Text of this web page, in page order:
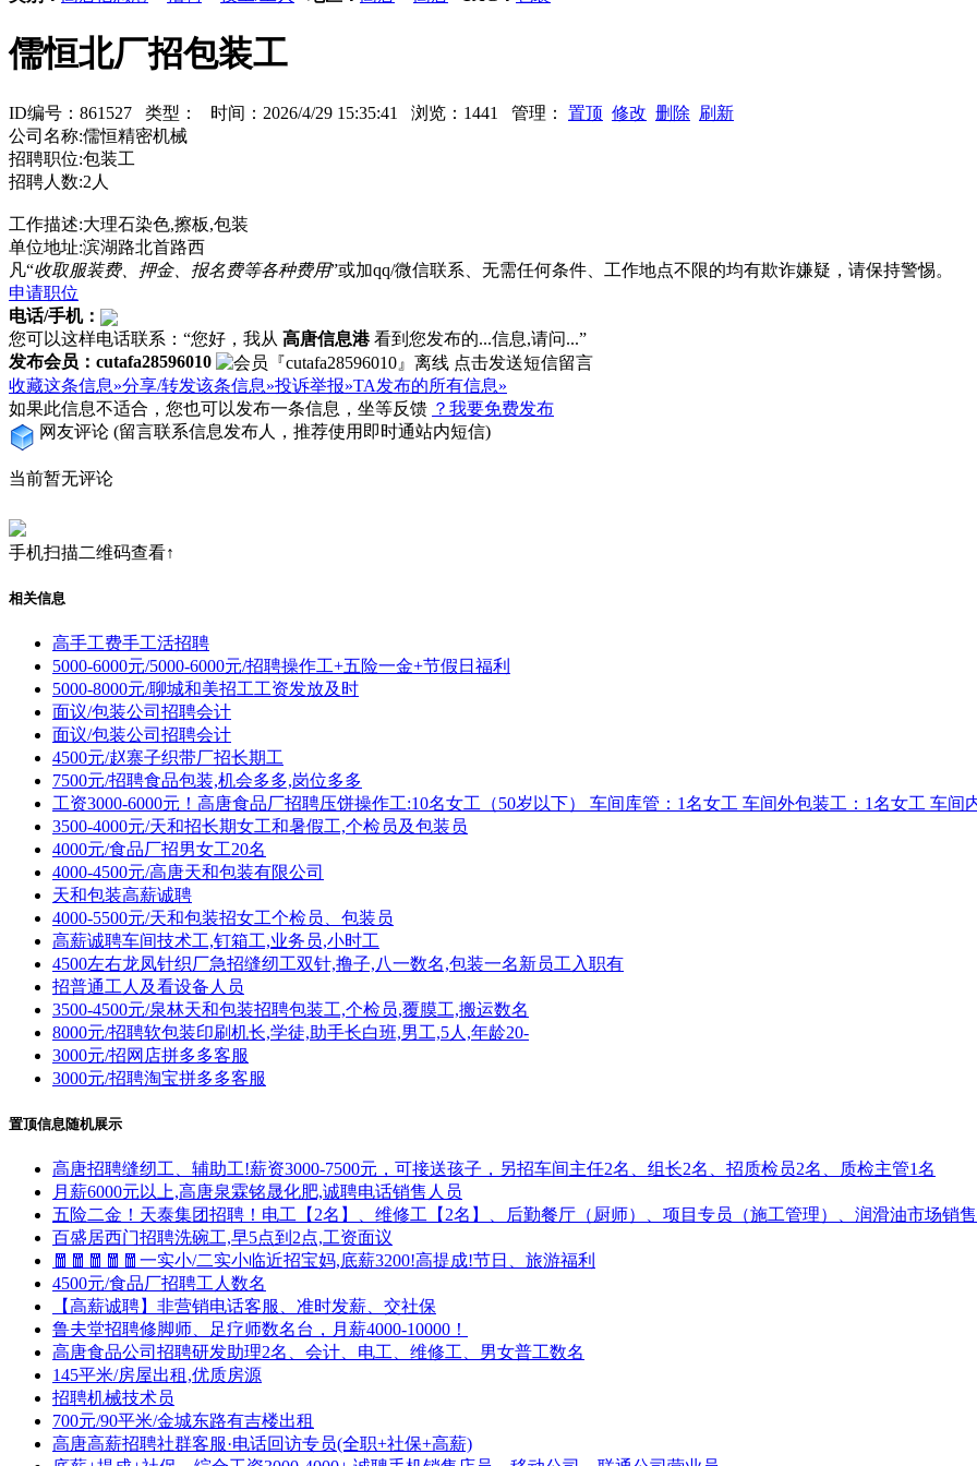
儒恒北厂招包装工
ID编号：861527 类型： 时间：2026/4/29 15:35:41 浏览：1441 管理： 置顶 修改 删除 刷新
公司名称:儒恒精密机械
招聘职位:包装工
招聘人数:2人
工作描述:大理石染色,擦板,包装
单位地址:滨湖路北首路西
凡“收取服装费、押金、报名费等各种费用”或加qq/微信联系、无需任何条件、工作地点不限的均有欺诈嫌疑，请保持警惕。
申请职位
电话/手机：
您可以这样电话联系：“您好，我从 高唐信息港看到您发布的...信息,请问...”
发布会员：cutafa28596010
收藏这条信息»分享/转发该条信息»投诉举报»TA发布的所有信息»
如果此信息不适合，您也可以发布一条信息，坐等反馈 ？我要免费发布
网友评论 (留言联系信息发布人，推荐使用即时通站内短信)
当前暂无评论
手机扫描二维码查看↑
相关信息
高手工费手工活招聘
5000-6000元/5000-6000元/招聘操作工+五险一金+节假日福利
5000-8000元/聊城和美招工工资发放及时
面议/包装公司招聘会计
面议/包装公司招聘会计
4500元/赵寨子织带厂招长期工
7500元/招聘食品包装,机会多多,岗位多多
工资3000-6000元！高唐食品厂招聘压饼操作工:10名女工（50岁以下） 车间库管：1名女工 车间外包装工：1名女工 车间
3500-4000元/天和招长期女工和暑假工,个检员及包装员
4000元/食品厂招男女工20名
4000-4500元/高唐天和包装有限公司
天和包装高薪诚聘
4000-5500元/天和包装招女工个检员、包装员
高薪诚聘车间技术工,钉箱工,业务员,小时工
4500左右龙凤针织厂急招缝纫工双针,撸子,八一数名,包装一名新员工入职有
招普通工人及看设备人员
3500-4500元/泉林天和包装招聘包装工,个检员,覆膜工,搬运数名
8000元/招聘软包装印刷机长,学徒,助手长白班,男工,5人,年龄20-
3000元/招网店拼多多客服
3000元/招聘淘宝拼多多客服
置顶信息随机展示
高唐招聘缝纫工、辅助工!薪资3000-7500元，可接送孩子，另招车间主任2名、组长2名、招质检员2名、质检主管1名
月薪6000元以上,高唐泉霖铭晟化肥,诚聘电话销售人员
五险二金！天泰集团招聘！电工【2名】、维修工【2名】、后勤餐厅（厨师）、项目专员（施工管理）、润滑油市场销
百盛居西门招聘洗碗工,早5点到2点,工资面议
🧧🧧🧧🧧🧧一实小/二实小临近招宝妈,底薪3200!高提成!节日、旅游福利
4500元/食品厂招聘工人数名
【高薪诚聘】非营销电话客服、准时发薪、交社保
鲁夫堂招聘修脚师、足疗师数名台，月薪4000-10000！
高唐食品公司招聘研发助理2名、会计、电工、维修工、男女普工数名
145平米/房屋出租,优质房源
招聘机械技术员
700元/90平米/金城东路有吉楼出租
高唐高薪招聘社群客服·电话回访专员(全职+社保+高薪)